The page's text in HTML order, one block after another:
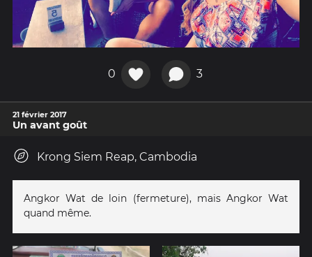
0 3
21 février 2017
Un avant goût
Krong Siem Reap, Cambodia
Angkor Wat de loin (fermeture), mais Angkor Wat
quand même.